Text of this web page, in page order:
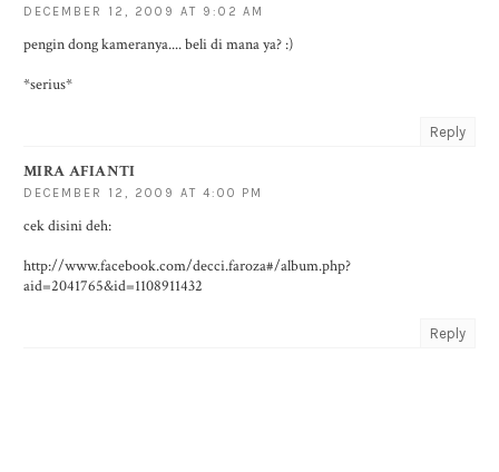
DECEMBER 12, 2009 AT 9:02 AM
pengin dong kameranya.... beli di mana ya? :)
*serius*
Reply
MIRA AFIANTI
DECEMBER 12, 2009 AT 4:00 PM
cek disini deh:
http://www.facebook.com/decci.faroza#/album.php?
aid=2041765&id=1108911432
Reply